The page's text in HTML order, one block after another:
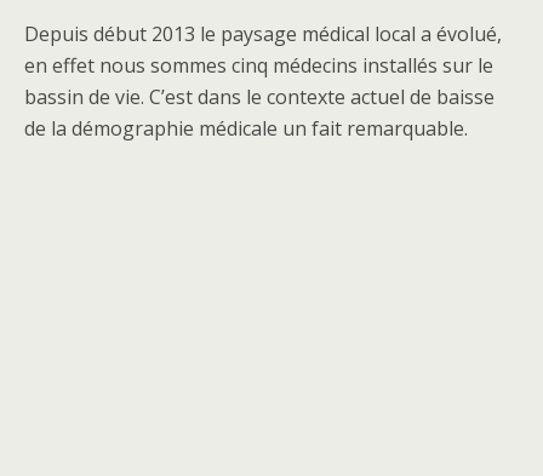
Depuis début 2013 le paysage médical local a évolué,
en effet nous sommes cinq médecins installés sur le
bassin de vie. C’est dans le contexte actuel de baisse
de la démographie médicale un fait remarquable.